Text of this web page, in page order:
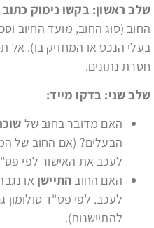
שלב ראשון: בקשו נימוק
החוב (סוג החוב, מועד החיוב
בעלי הנכס או המחזיק בו). אל
חסרת נתונים.
שלב שני: בדקו מייד:
האם מדובר בחוב של
הבעלים? (אם החוב של
לעכב את האישור לפי
האם החוב התיישן או
לעכב. לפי פס"ד סולומון
להתיישנות).